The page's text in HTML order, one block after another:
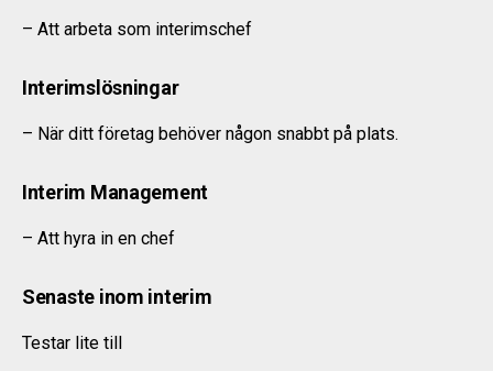
– Att arbeta som interimschef
Interimslösningar
– När ditt företag behöver någon snabbt på plats.
Interim Management
– Att hyra in en chef
Senaste inom interim
Testar lite till